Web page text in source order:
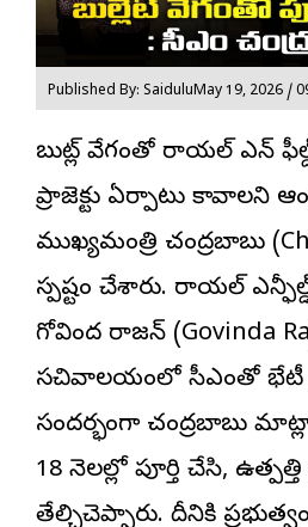
Published By: SaiduluMay 19, 2026 /
బుల్లెట్ వేగంతో రాయల్ ఎన్
ప్రాజెక్టు ఏర్పాటు కావాలని
ముఖ్యమంత్రి చంద్రబాబు
స్పష్టం చేశారు. రాయల్
గోవింద రాజన్ (Govinda
సచివాలయంలో సీఎంతో భేటీ
సందర్భంగా చంద్రబాబు
18 నెలల్లో పూర్తి చేసి,
తేల్చిచెప్పారు. దీనికి